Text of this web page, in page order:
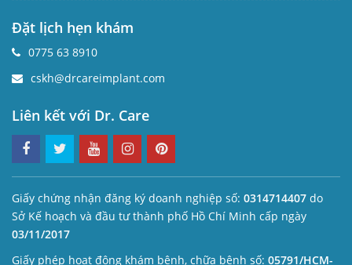
Đặt lịch hẹn khám
0775 63 8910
cskh@drcareimplant.com
Liên kết với Dr. Care
Giấy chứng nhận đăng ký doanh nghiệp số: 0314714407 do
Sở Kế hoạch và đầu tư thành phố Hồ Chí Minh cấp ngày
03/11/2017
Giấy phép hoạt động khám bệnh, chữa bệnh số: 05791/HCM-